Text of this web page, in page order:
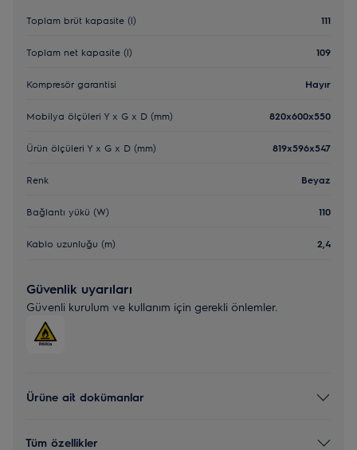
Toplam brüt kapasite (l) 111
Toplam net kapasite (l) 109
Kompresör garantisi Hayır
Mobilya ölçüleri Y x G x D (mm) 820x600x550
Ürün ölçüleri Y x G x D (mm) 819x596x547
Renk Beyaz
Bağlantı yükü (W) 110
Kablo uzunluğu (m) 2,4
Güvenlik uyarıları
Güvenli kurulum ve kullanım için gerekli önlemler.
Ürüne ait dokümanlar
Tüm özellikler